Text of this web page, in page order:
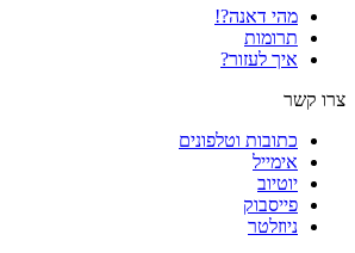
מהי דאנה?!
תרומות
איך לעזור?
צרו קשר
כתובות וטלפונים
אימייל
יוטיוב
פייסבוק
ניוזלטר